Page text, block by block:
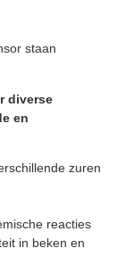
staan
diverse
en
zuren
reacties
in beken en